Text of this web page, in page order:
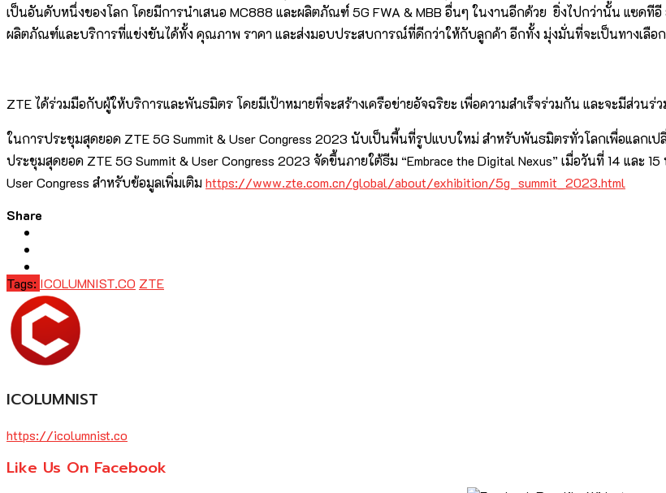
เป็นอันดับหนึ่งของโลก โดยมีการนำเสนอ MC888 และผลิตภัณฑ์ 5G FWA & MBB อื่นๆ ในงานอีกด้วย ยิ่งไปกว่านั้น แซดที
ผลิตภัณฑ์และบริการที่แข่งขันได้ทั้ง คุณภาพ ราคา และส่งมอบประสบการณ์ที่ดีกว่าให้กับลูกค้า อีกทั้ง มุ่งมั่นที่จะเป็นทางเลือ
ZTE ได้ร่วมมือกับผู้ให้บริการและพันธมิตร โดยมีเป้าหมายที่จะสร้างเครือข่ายอัจฉริยะ เพื่อความสำเร็จร่วมกัน และจะมีส่วน
ในการประชุมสุดยอด ZTE 5G Summit & User Congress 2023 นับเป็นพื้นที่รูปแบบใหม่ สำหรับพันธมิตรทั่วโลกเพื่อแลก
ประชุมสุดยอด ZTE 5G Summit & User Congress 2023 จัดขึ้นภายใต้ธีม “Embrace the Digital Nexus” เมื่อวันที่ 14 และ
User Congress สำหรับข้อมูลเพิ่มเติมhttps://www.zte.com.cn/global/about/exhibition/5g_summit_2023.html
Share
Tags: ICOLUMNIST.CO ZTE
ICOLUMNIST
https://icolumnist.co
Like Us On Facebook